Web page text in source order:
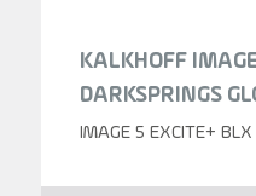
KALKHOFF
DARKSPRINGS
IMAGE 5 EXCITE+ BLX